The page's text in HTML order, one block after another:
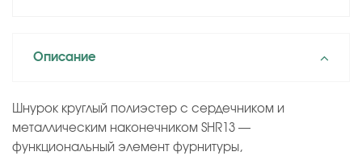
Описание
Шнурок круглый полиэстер с сердечником и
металлическим наконечником SHR13 —
функциональный элемент фурнитуры,